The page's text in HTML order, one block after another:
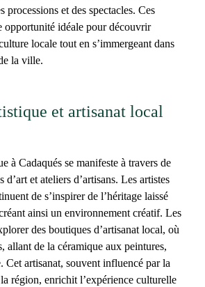
processions et des spectacles. Ces
opportunité idéale pour découvrir
locale tout en s’immergeant dans
la ville.
et artisanat local
à Cadaqués se manifeste à travers de
d’art et ateliers d’artisans. Les artistes
de s’inspirer de l’héritage laissé
ainsi un environnement créatif. Les
des boutiques d’artisanat local, où
allant de la céramique aux peintures,
Cet artisanat, souvent influencé par la
région, enrichit l’expérience culturelle